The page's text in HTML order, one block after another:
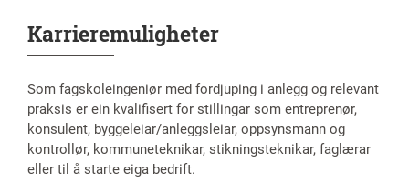
Karrieremuligheter
Som fagskoleingeniør med fordjuping i anlegg og relevant
praksis er ein kvalifisert for stillingar som entreprenør,
konsulent, byggeleiar/anleggsleiar, oppsynsmann og
kontrollør, kommuneteknikar, stikningsteknikar, faglærar
eller til å starte eiga bedrift.